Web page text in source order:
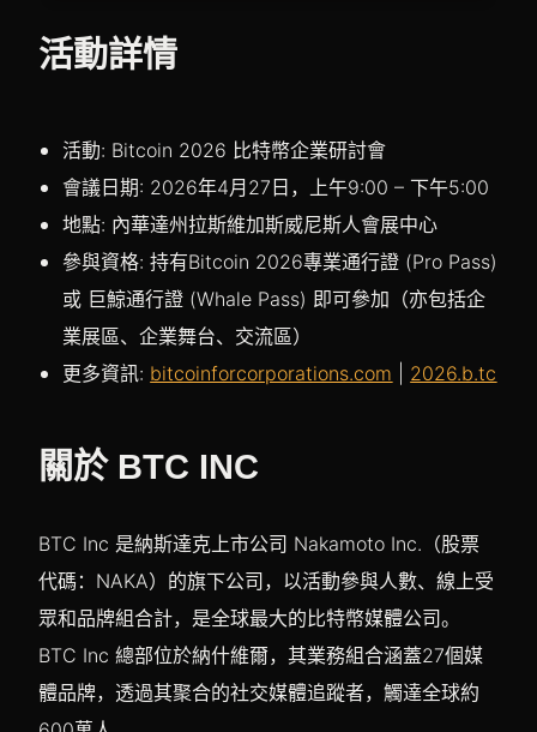
活動詳情
活動: Bitcoin 2026 比特幣企業研討會
會議日期: 2026年4月27日，上午9:00 – 下午5:00
地點: 內華達州拉斯維加斯威尼斯人會展中心
參與資格: 持有Bitcoin 2026專業通行證 (Pro Pass)
或 巨鯨通行證 (Whale Pass) 即可參加（亦包括企
業展區、企業舞台、交流區）
更多資訊: bitcoinforcorporations.com 2026.b.tc
關於 BTC INC
BTC Inc 是納斯達克上市公司 Nakamoto Inc.（股票
代碼：NAKA）的旗下公司，以活動參與人數、線上受
眾和品牌組合計，是全球最大的比特幣媒體公司。
BTC Inc 總部位於納什維爾，其業務組合涵蓋27個媒
體品牌，透過其聚合的社交媒體追蹤者，觸達全球約